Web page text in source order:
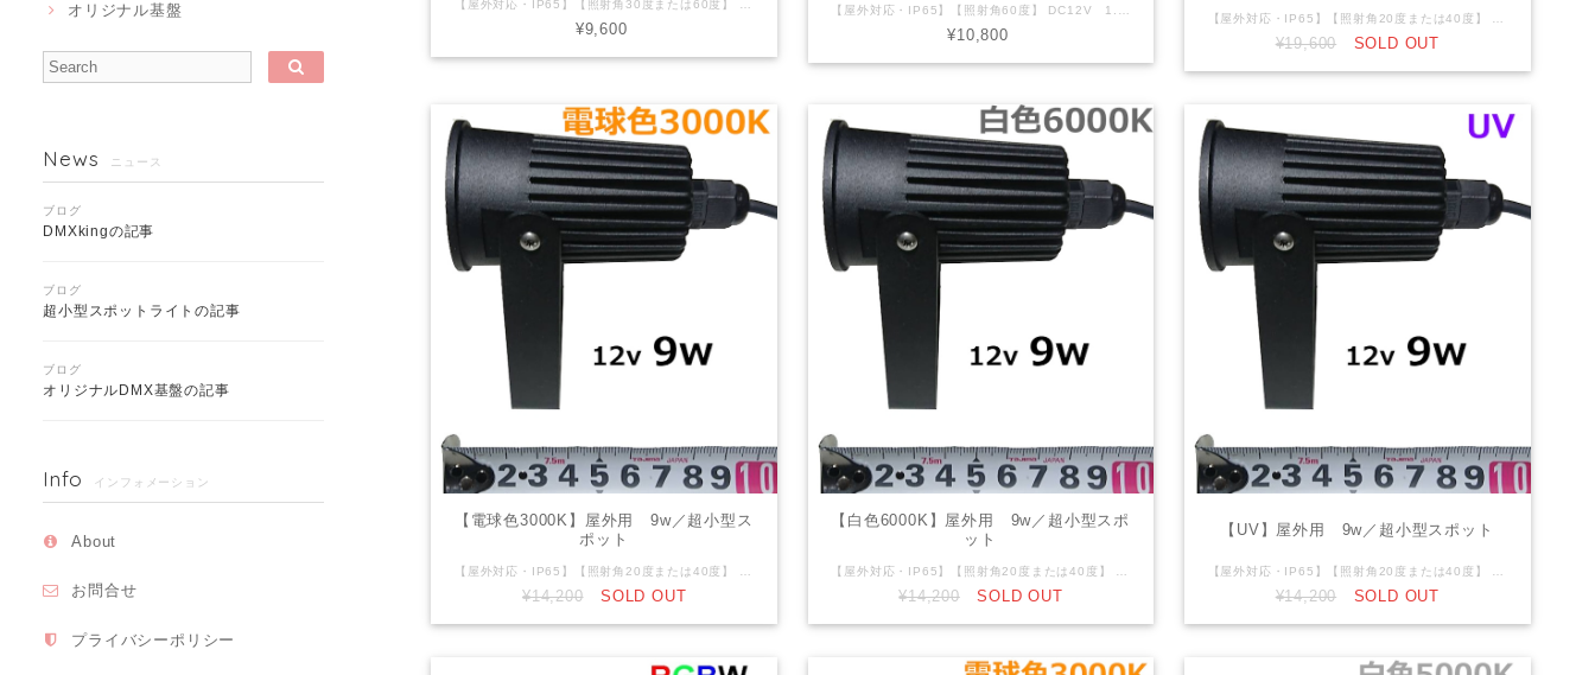
オリジナル基盤
News ニュース
ブログ
DMXkingの記事
ブログ
超小型スポットライトの記事
ブログ
オリジナルDMX基盤の記事
Info インフォメーション
About
お問合せ
プライバシーポリシー
¥9,600
【屋外対応・IP65】【照射角60度】 DC12V 1.5W 黒筐体 本体サイズ：長さ59㎜ 直径19mm RGB3in1 DC12V仕様です。12ｖ電源・調光器等が別途必要になります。 先バラ4芯（V+,R,G,B）仕様。
¥10,800 ¥19,600 SOLD OUT
【電球色3000K】屋外用 9w／超小型ス
ポット
¥14,200 SOLD OUT
【白色6000K】屋外用 9w／超小型スポ
ット
¥14,200 SOLD OUT
【UV】屋外用 9w／超小型スポット
¥14,200 SOLD OUT